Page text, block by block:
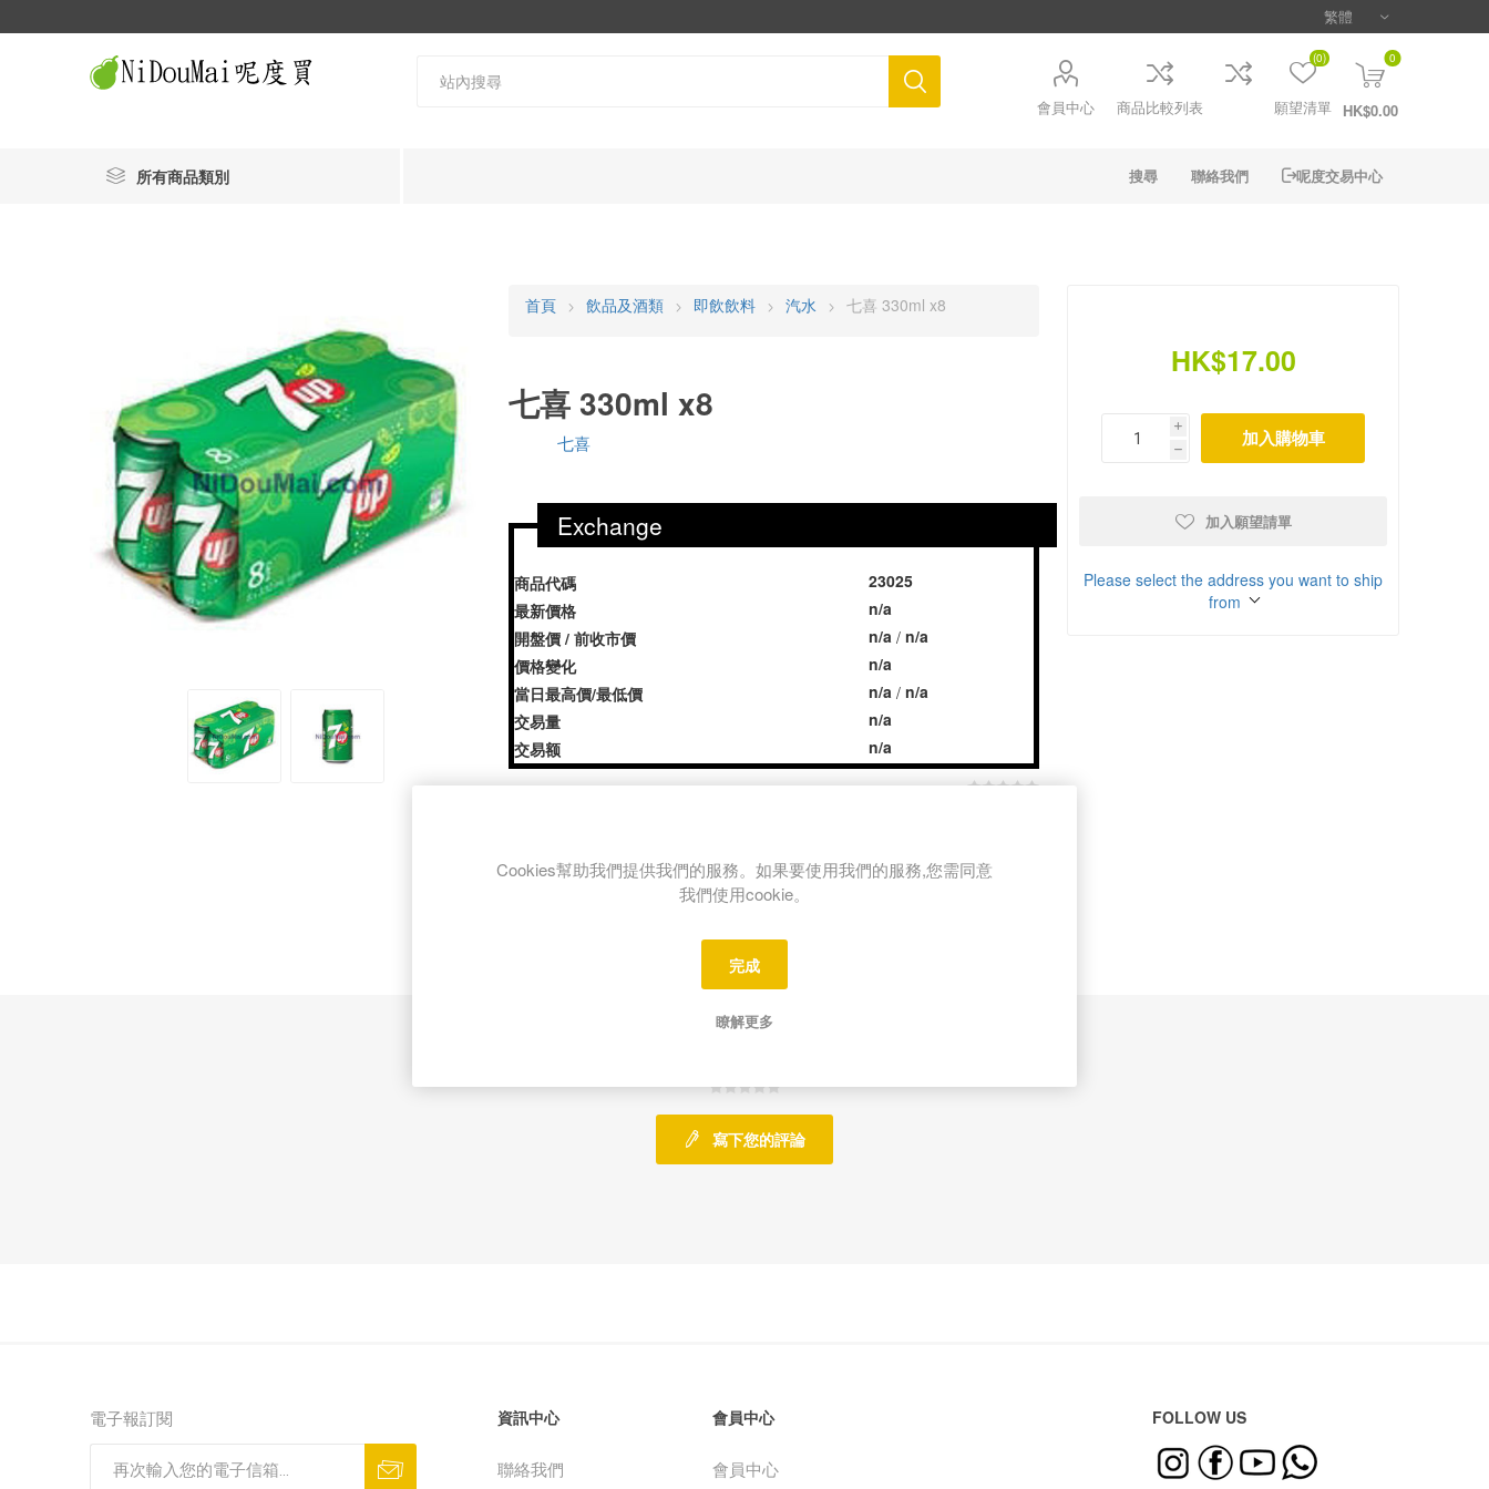
會員中心 商品比較列表 願望清單
(0) 0
HK$0.00
所有商品類別 搜尋 聯絡我們 呢度交易中心
首頁 飲品及酒類 即飲飲料 汽水 七喜 330ml x8
七喜 330ml x8
七喜
Exchange
商品代碼
23025
最新價格
n/a
開盤價 / 前收市價
n/a /n/a
價格變化
n/a
當日最高價/最低價
n/a /n/a
交易量
n/a
交易额
n/a
HK$17.00
i
h
加入願望請單
Please select the address you want to ship
from
寫下您的評論
電子報訂閱 資訊中心
聯絡我們
會員中心
會員中心
FOLLOW US
Cookies幫助我們提供我們的服務。如果要使用我們的服務,您需同意
我們使用cookie。
完成
瞭解更多